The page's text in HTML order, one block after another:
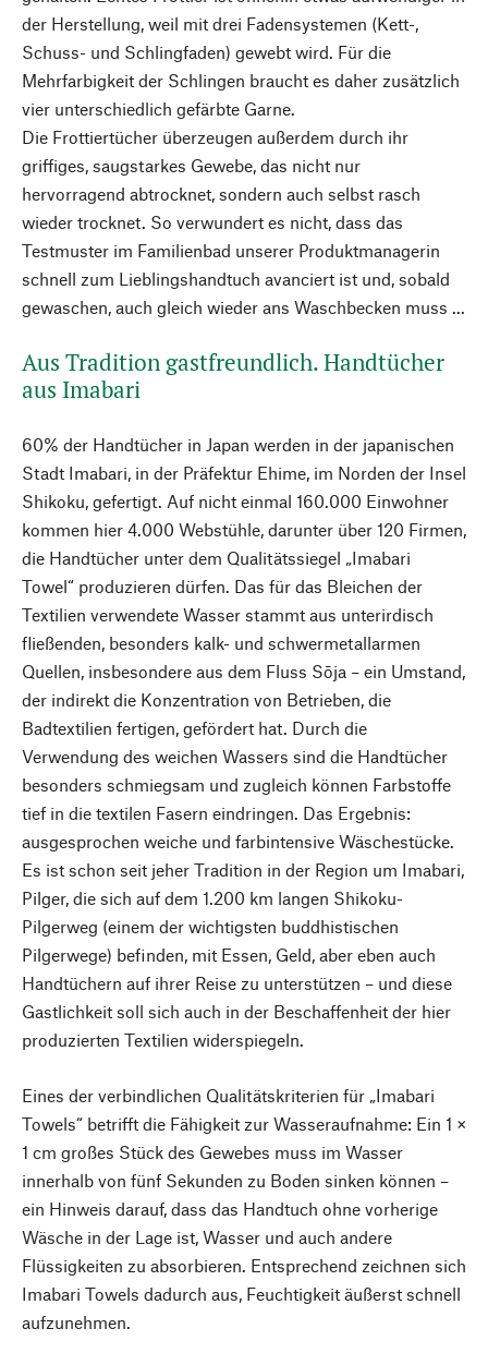
der Herstellung, weil mit drei Fadensystemen (Kett-,
Schuss- und Schlingfaden) gewebt wird. Für die
Mehrfarbigkeit der Schlingen braucht es daher zusätzlich
vier unterschiedlich gefärbte Garne.
Die Frottiertücher überzeugen außerdem durch ihr
griffiges, saugstarkes Gewebe, das nicht nur
hervorragend abtrocknet, sondern auch selbst rasch
wieder trocknet. So verwundert es nicht, dass das
Testmuster im Familienbad unserer Produktmanagerin
schnell zum Lieblingshandtuch avanciert ist und, sobald
gewaschen, auch gleich wieder ans Waschbecken muss ...
Aus Tradition gastfreundlich. Handtücher
aus Imabari
60% der Handtücher in Japan werden in der japanischen
Stadt Imabari, in der Präfektur Ehime, im Norden der Insel
Shikoku, gefertigt. Auf nicht einmal 160.000 Einwohner
kommen hier 4.000 Webstühle, darunter über 120 Firmen,
die Handtücher unter dem Qualitätssiegel „Imabari
Towel“ produzieren dürfen. Das für das Bleichen der
Textilien verwendete Wasser stammt aus unterirdisch
fließenden, besonders kalk- und schwermetallarmen
Quellen, insbesondere aus dem Fluss Sōja – ein Umstand,
der indirekt die Konzentration von Betrieben, die
Badtextilien fertigen, gefördert hat. Durch die
Verwendung des weichen Wassers sind die Handtücher
besonders schmiegsam und zugleich können Farbstoffe
tief in die textilen Fasern eindringen. Das Ergebnis:
ausgesprochen weiche und farbintensive Wäschestücke.
Es ist schon seit jeher Tradition in der Region um Imabari,
Pilger, die sich auf dem 1.200 km langen Shikoku-
Pilgerweg (einem der wichtigsten buddhistischen
Pilgerwege) befinden, mit Essen, Geld, aber eben auch
Handtüchern auf ihrer Reise zu unterstützen – und diese
Gastlichkeit soll sich auch in der Beschaffenheit der hier
produzierten Textilien widerspiegeln.
Eines der verbindlichen Qualitätskriterien für „Imabari
Towels“ betrifft die Fähigkeit zur Wasseraufnahme: Ein 1 ×
1 cm großes Stück des Gewebes muss im Wasser
innerhalb von fünf Sekunden zu Boden sinken können –
ein Hinweis darauf, dass das Handtuch ohne vorherige
Wäsche in der Lage ist, Wasser und auch andere
Flüssigkeiten zu absorbieren. Entsprechend zeichnen sich
Imabari Towels dadurch aus, Feuchtigkeit äußerst schnell
aufzunehmen.